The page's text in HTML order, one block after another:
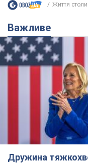
Життя
Важливе
Дружина